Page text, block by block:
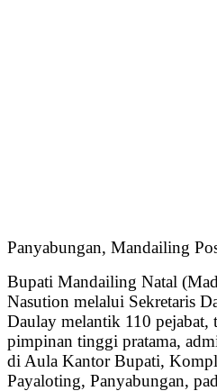
Panyabungan, Mandailing
Bupati Mandailing Natal
Nasution melalui Sekretaris
Daulay melantik 110 pejabat,
pimpinan tinggi pratama,
di Aula Kantor Bupati,
Payaloting, Panyabungan,